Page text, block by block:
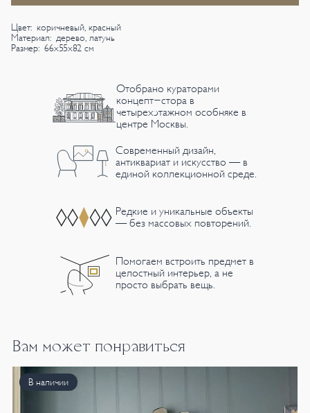
Цвет: коричневый, красный
Материал: дерево, латунь
Размер: 66х55х82 см
Отобрано кураторами
концепт-стора в
четырехэтажном особняке в
центре Москвы.
Современный дизайн,
антиквариат и искусство — в
единой коллекционной среде.
Редкие и уникальные объекты
— без массовых повторений.
Помогаем встроить предмет в
целостный интерьер, а не
просто выбрать вещь.
Вам может понравиться
В наличии